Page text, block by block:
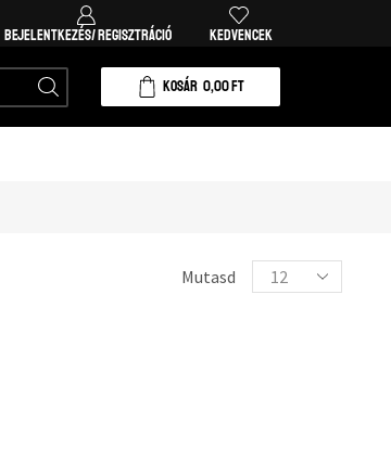
Ingyenes házhozszállítás 20.000 forint
BEJELENTKEZÉS/ REGISZTRÁCIÓ KEDVENCEK
KOSÁR 0,00FT
Mutasd